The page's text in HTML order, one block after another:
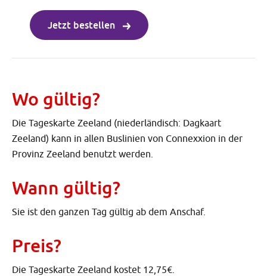
Jetzt bestellen
Wo gültig?
Die Tageskarte Zeeland (niederländisch: Dagkaart
Zeeland) kann in allen Buslinien von Connexxion in der
Provinz Zeeland benutzt werden.
Wann gültig?
Sie ist den ganzen Tag gültig ab dem Anschaf.
Preis?
Die Tageskarte Zeeland kostet 12,75€.